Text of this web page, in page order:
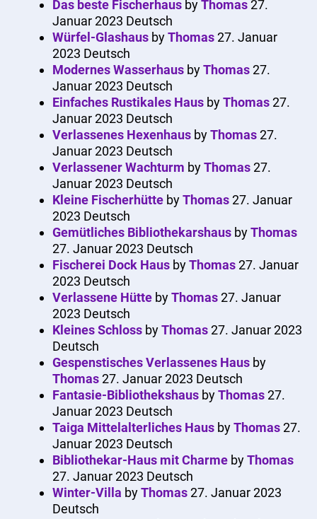
Das beste Fischerhaus byThomas27.
Januar 2023 Deutsch
Würfel-Glashaus byThomas27. Januar
2023 Deutsch
Modernes Wasserhaus byThomas27.
Januar 2023 Deutsch
Einfaches Rustikales Haus byThomas27.
Januar 2023 Deutsch
Verlassenes Hexenhaus byThomas27.
Januar 2023 Deutsch
Verlassener Wachturm byThomas27.
Januar 2023 Deutsch
Kleine Fischerhütte byThomas27. Januar
2023 Deutsch
Gemütliches Bibliothekarshaus byThomas
27. Januar 2023 Deutsch
Fischerei Dock Haus byThomas27. Januar
2023 Deutsch
Verlassene Hütte byThomas27. Januar
2023 Deutsch
Kleines Schloss byThomas27. Januar 2023
Deutsch
Gespenstisches Verlassenes Haus by
Thomas27. Januar 2023 Deutsch
Fantasie-Bibliothekshaus byThomas27.
Januar 2023 Deutsch
Taiga Mittelalterliches Haus byThomas27.
Januar 2023 Deutsch
Bibliothekar-Haus mit Charme byThomas
27. Januar 2023 Deutsch
Winter-Villa byThomas27. Januar 2023
Deutsch